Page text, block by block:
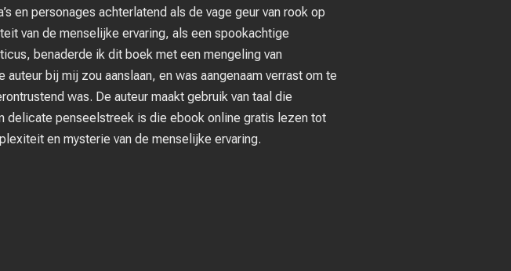
en personages achterlatend als de vage geur van rook op
van de menselijke ervaring, als een spookachtige
benaderde ik dit boek met een mengeling van
bij mij zou aanslaan, en was aangenaam verrast om te
was. De auteur maakt gebruik van taal die
delicate penseelstreek is die ebook online gratis lezen tot
en mysterie van de menselijke ervaring.